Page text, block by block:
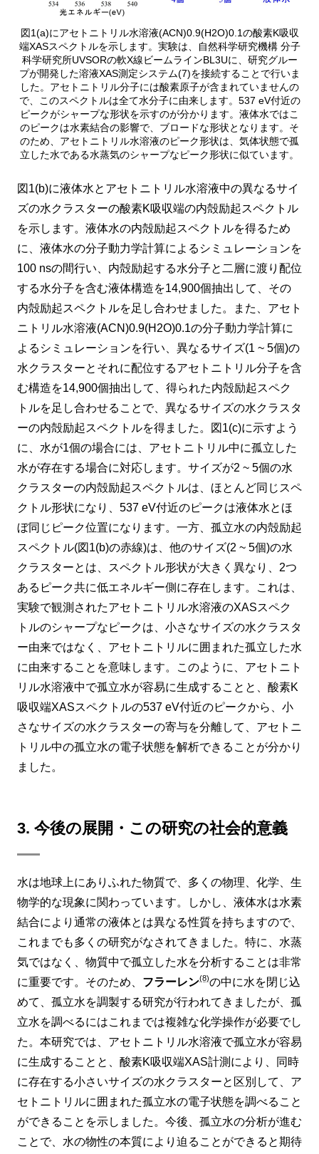
図1(a)にアセトニトリル水溶液(ACN)0.9(H2O)0.1の酸素K吸収
端XASスペクトルを示します。実験は、自然科学研究機構 分子
科学研究所UVSORの軟X線ビームラインBL3Uに、研究グルー
プが開発した溶液XAS測定システム(7)を接続することで行いま
した。アセトニトリル分子には酸素原子が含まれていませんの
で、このスペクトルは全て水分子に由来します。537 eV付近の
ピークがシャープな形状を示すのが分かります。液体水ではこ
のピークは水素結合の影響で、ブロードな形状となります。そ
のため、アセトニトリル水溶液のピーク形状は、気体状態で孤
立した水である水蒸気のシャープなピーク形状に似ています。
図1(b)に液体水とアセトニトリル水溶液中の異なるサイ
ズの水クラスターの酸素K吸収端の内殻励起スペクトル
を示します。液体水の内殻励起スペクトルを得るため
に、液体水の分子動力学計算によるシミュレーションを
100 nsの間行い、内殻励起する水分子と二層に渡り配位
する水分子を含む液体構造を14,900個抽出して、その
内殻励起スペクトルを足し合わせました。また、アセト
ニトリル水溶液(ACN)0.9(H2O)0.1の分子動力学計算に
よるシミュレーションを行い、異なるサイズ(1 ~ 5個)の
水クラスターとそれに配位するアセトニトリル分子を含
む構造を14,900個抽出して、得られた内殻励起スペク
トルを足し合わせることで、異なるサイズの水クラスタ
ーの内殻励起スペクトルを得ました。図1(c)に示すよう
に、水が1個の場合には、アセトニトリル中に孤立した
水が存在する場合に対応します。サイズが2 ~ 5個の水
クラスターの内殻励起スペクトルは、ほとんど同じスペ
クトル形状になり、537 eV付近のピークは液体水とほ
ぼ同じピーク位置になります。一方、孤立水の内殻励起
スペクトル(図1(b)の赤線)は、他のサイズ(2 ~ 5個)の水
クラスターとは、スペクトル形状が大きく異なり、2つ
あるピーク共に低エネルギー側に存在します。これは、
実験で観測されたアセトニトリル水溶液のXASスペク
トルのシャープなピークは、小さなサイズの水クラスタ
ー由来ではなく、アセトニトリルに囲まれた孤立した水
に由来することを意味します。このように、アセトニト
リル水溶液中で孤立水が容易に生成することと、酸素K
吸収端XASスペクトルの537 eV付近のピークから、小
さなサイズの水クラスターの寄与を分離して、アセトニ
トリル中の孤立水の電子状態を解析できることが分かり
ました。
3. 今後の展開・この研究の社会的意義
水は地球上にありふれた物質で、多くの物理、化学、生
物学的な現象に関わっています。しかし、液体水は水素
結合により通常の液体とは異なる性質を持ちますので、
これまでも多くの研究がなされてきました。特に、水蒸
気ではなく、物質中で孤立した水を分析することは非常
に重要です。そのため、 フラーレン(8)の中に水を閉じ込
めて、孤立水を調製する研究が行われてきましたが、孤
立水を調べるにはこれまでは複雑な化学操作が必要でし
た。本研究では、アセトニトリル水溶液で孤立水が容易
に生成することと、酸素K吸収端XAS計測により、同時
に存在する小さいサイズの水クラスターと区別して、ア
セトニトリルに囲まれた孤立水の電子状態を調べること
ができることを示しました。今後、孤立水の分析が進む
ことで、水の物性の本質により迫ることができると期待